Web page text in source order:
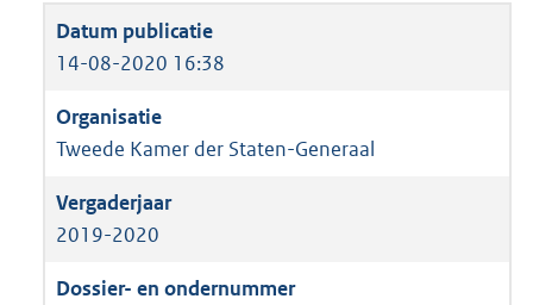
14-08-2020 16:38
Tweede Kamer der Staten-Generaal
2019-2020